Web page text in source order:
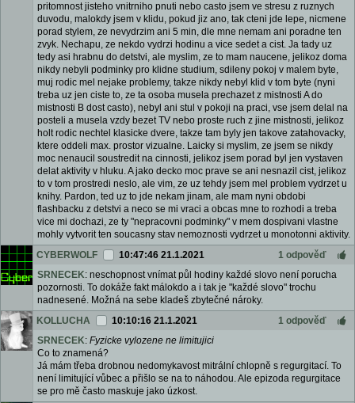
pritomnost jisteho vnitrniho pnuti nebo casto jsem ve stresu z ruznych
duvodu, malokdy jsem v klidu, pokud jiz ano, tak cteni jde lepe, nicmene
porad stylem, ze nevydrzim ani 5 min, dle mne nemam ani poradne ten
zvyk. Nechapu, ze nekdo vydrzi hodinu a vice sedet a cist. Ja tady uz
tedy asi hrabnu do detstvi, ale myslim, ze to mam naucene, jelikoz doma
nikdy nebyli podminky pro klidne studium, sdileny pokoj v malem byte,
muj rodic mel nejake problemy, takze nikdy nebyl klid v tom byte (nyni
treba uz jen ciste to, ze ta osoba musela prechazet z mistnosti A do
mistnosti B dost casto), nebyl ani stul v pokoji na praci, vse jsem delal na
posteli a musela vzdy bezet TV nebo proste ruch z jine mistnosti, jelikoz
holt rodic nechtel klasicke dvere, takze tam byly jen takove zatahovacky,
ktere oddeli max. prostor vizualne. Laicky si myslim, ze jsem se nikdy
moc nenaucil soustredit na cinnosti, jelikoz jsem porad byl jen vystaven
delat aktivity v hluku. A jako decko moc prave se ani nesnazil cist, jelikoz
to v tom prostredi neslo, ale vim, ze uz tehdy jsem mel problem vydrzet u
knihy. Pardon, ted uz to jde nekam jinam, ale mam nyni obdobi
flashbacku z detstvi a neco se mi vraci a obcas mne to rozhodi a treba
vice mi dochazi, ze ty "nepracovni podminky" v mem dospivani vlastne
mohly vytvorit ten soucasny stav nemoznosti vydrzet u monotonni aktivity.
CYBERWOLF
10:47:46 21.1.2021
1 odpověď
SRNECEK: neschopnost vnímat půl hodiny každé slovo není porucha
pozornosti. To dokáže fakt málokdo a i tak je "každé slovo" trochu
nadnesené. Možná na sebe kladeš zbytečné nároky.
KOLLUCHA
10:10:16 21.1.2021
1 odpověď
SRNECEK: Fyzicke vylozene ne limitujici
Co to znamená?
Já mám třeba drobnou nedomykavost mitrální chlopně s regurgitací. To
není limitující vůbec a přišlo se na to náhodou. Ale epizoda regurgitace
se pro mě často maskuje jako úzkost.